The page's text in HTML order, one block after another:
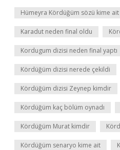
Hümeyra Kördüğüm sözü kime ait
Karadut neden final oldu
Kordugum dizisi neden final yaptı
Kördüğüm dizisi nerede çekildi
Kördüğüm dizisi Zeynep kimdir
Kördüğüm kaç bölüm oynadı
Kördüğüm Murat kimdir
Kördüğüm senaryo kime ait